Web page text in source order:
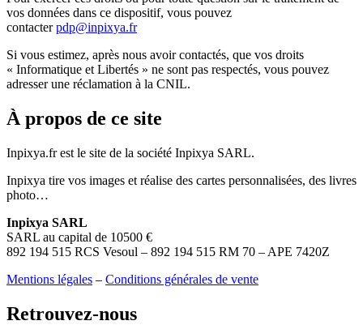
vos données dans ce dispositif, vous pouvez
contacterpdp@inpixya.fr
Si vous estimez, après nous avoir contactés, que vos droits
« Informatique et Libertés » ne sont pas respectés, vous pouvez
adresser une réclamation à la CNIL.
À propos de ce site
Inpixya.fr est le site de la société Inpixya SARL.
Inpixya tire vos images et réalise des cartes personnalisées, des livres
photo…
Inpixya SARL
SARL au capital de 10500 €
892 194 515 RCS Vesoul – 892 194 515 RM 70 – APE 7420Z
Mentions légales – Conditions générales de vente
Retrouvez-nous